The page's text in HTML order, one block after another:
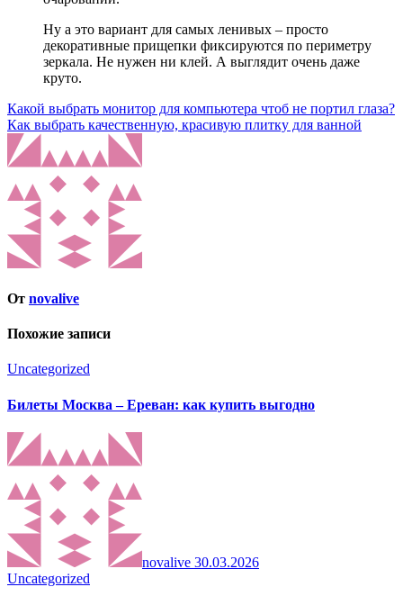
Ну а это вариант для самых ленивых – просто
декоративные прищепки фиксируются по периметру
зеркала. Не нужен ни клей. А выглядит очень даже
круто.
Навигация
по
записям
Какой выбрать монитор для компьютера чтоб не портил глаза?
Как выбрать качественную, красивую плитку для ванной
От novalive
Похожие записи
Uncategorized
Билеты Москва – Ереван: как купить выгодно
novalive 30.03.2026
Uncategorized